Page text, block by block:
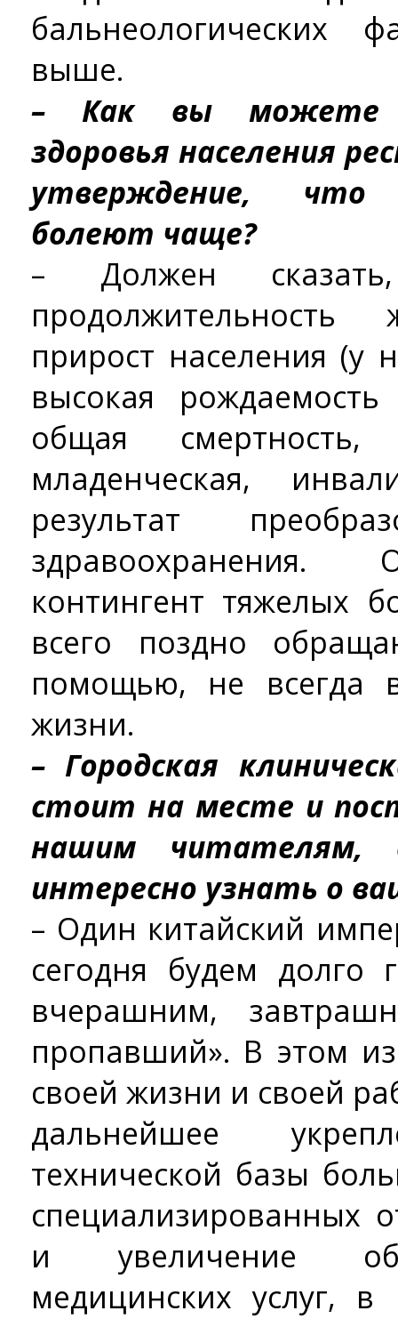
бальнеологических
выше.
– Как вы можете
здоровья населения
утверждение, что
болеют чаще?
– Должен
продолжительность
прирост населения (у
высокая
общая
младенческая,
результат
здравоохранения.
контингент тяжелых
всего поздно
помощью, не всегда
жизни.
– Городская
стоит на месте и
нашим читателям,
интересно узнать о
– Один китайский
сегодня будем долго
вчерашним,
пропавший». В этом
своей жизни и своей
дальнейшее
технической базы
специализированных
и увеличение
медицинских услуг,